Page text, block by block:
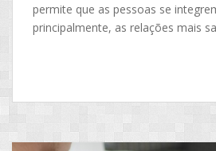
permite que as pessoas se
principalmente, as relações mais